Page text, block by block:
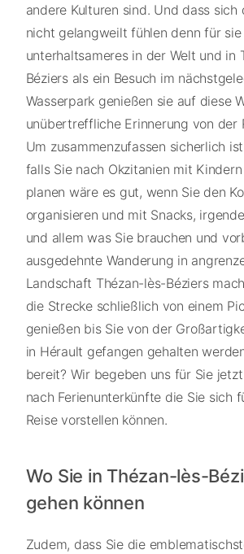
andere Kulturen sind. Und dass sich
nicht gelangweilt fühlen denn für
unterhaltsameres in der Welt und in
Béziers als ein Besuch im
Wasserpark genießen sie auf diese
unübertreffliche Erinnerung von der
Um zusammenzufassen sicherlich
falls Sie nach Okzitanien mit Kindern
planen wäre es gut, wenn Sie den
organisieren und mit Snacks,
und allem was Sie brauchen und
ausgedehnte Wanderung in
Landschaft Thézan-lès-Béziers
die Strecke schließlich von einem
genießen bis Sie von der
in Hérault gefangen gehalten
bereit? Wir begeben uns für Sie
nach Ferienunterkünfte die Sie sich
Reise vorstellen können.
Wo Sie in Thézan-lès-
gehen können
Zudem, dass Sie die